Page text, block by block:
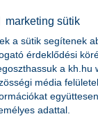
a pénzügyeikről
marketing sütik
a sütik segítenek
érdeklődési
a kh.hu
média
adattal.